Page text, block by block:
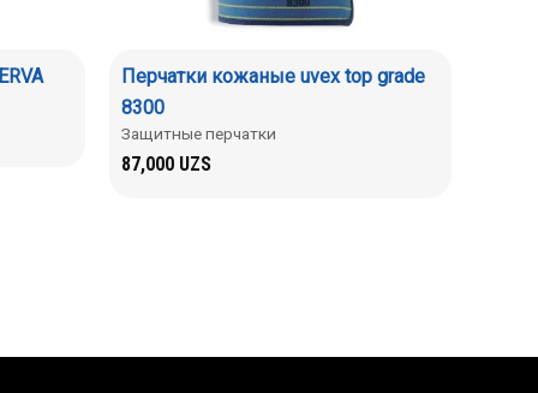
Перчатки кожаные uvex top grade
8300
Защитные перчатки
87,000 UZS